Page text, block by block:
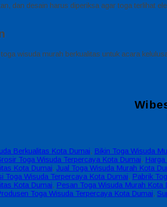
dan desain harus diperiksa agar toga terlihat
wisuda murah berkualitas untuk acara
Berkualitas Kota Dumai, Bikin Toga Wisuda
Toga Wisuda Terpercaya Kota Dumai,
Kota Dumai, Jual Toga Wisuda Murah Kota
Toga Wisuda Terpercaya Kota Dumai, Pabrik
Kota Dumai, Pesan Toga Wisuda Murah Kota
Toga Wisuda Terpercaya Kota Dumai,